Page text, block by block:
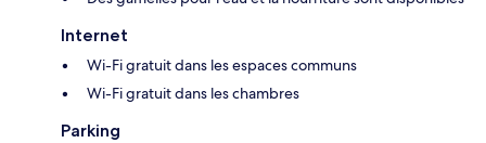
Internet
Wi-Fi gratuit dans les espaces communs
Wi-Fi gratuit dans les chambres
Parking